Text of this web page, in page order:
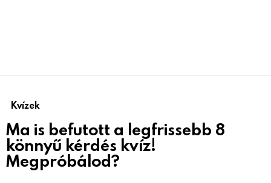
Kvízek
Ma is befutott a legfrissebb 8
könnyű kérdés kvíz!
Megpróbálod?